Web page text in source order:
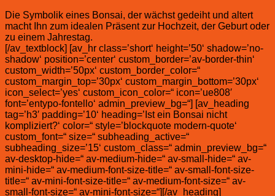
Die Symbolik eines Bonsai, der wächst gedeiht und altert
macht Ihn zum idealen Präsent zur Hochzeit, der Geburt oder
zu einem Jahrestag.
[/av_textblock] [av_hr class=’short‘ height=’50‘ shadow=’no-
shadow‘ position=’center‘ custom_border=’av-border-thin‘
custom_width=’50px‘ custom_border_color=“
custom_margin_top=’30px‘ custom_margin_bottom=’30px‘
icon_select=’yes‘ custom_icon_color=“ icon=’ue808′
font=’entypo-fontello‘ admin_preview_bg=“] [av_heading
tag=’h3′ padding=’10‘ heading=’Ist ein Bonsai nicht
kompliziert?‘ color=“ style=’blockquote modern-quote‘
custom_font=“ size=“ subheading_active=“
subheading_size=’15‘ custom_class=“ admin_preview_bg=“
av-desktop-hide=“ av-medium-hide=“ av-small-hide=“ av-
mini-hide=“ av-medium-font-size-title=“ av-small-font-size-
title=“ av-mini-font-size-title=“ av-medium-font-size=“ av-
small-font-size=“ av-mini-font-size=“][/av_heading]